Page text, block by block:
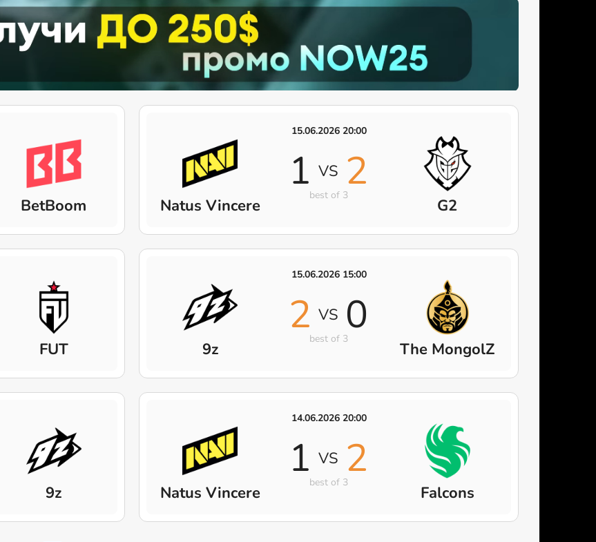
BetBoom
15.06.2026 20:00
Natus Vincere
1 VS 2
best of 3 G2
FUT
15.06.2026 15:00
9z
2 VS 0
best of 3 The MongolZ
9z
14.06.2026 20:00
Natus Vincere
1 VS 2
best of 3 Falcons